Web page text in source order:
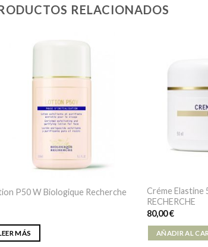
RELACIONADOS
P50 W Biologique Recherche
MÁS
Créme Elastine
RECHERCHE
80,00€
AÑADIR AL